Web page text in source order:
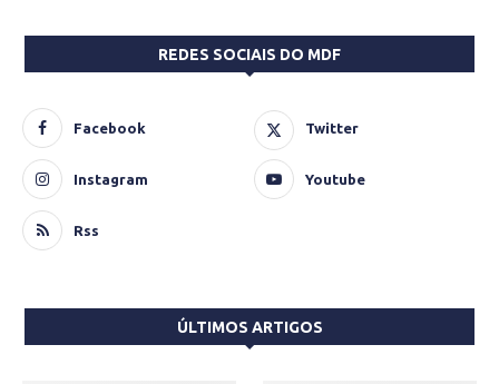
REDES SOCIAIS DO MDF
Facebook Twitter
Instagram Youtube
Rss
ÚLTIMOS ARTIGOS